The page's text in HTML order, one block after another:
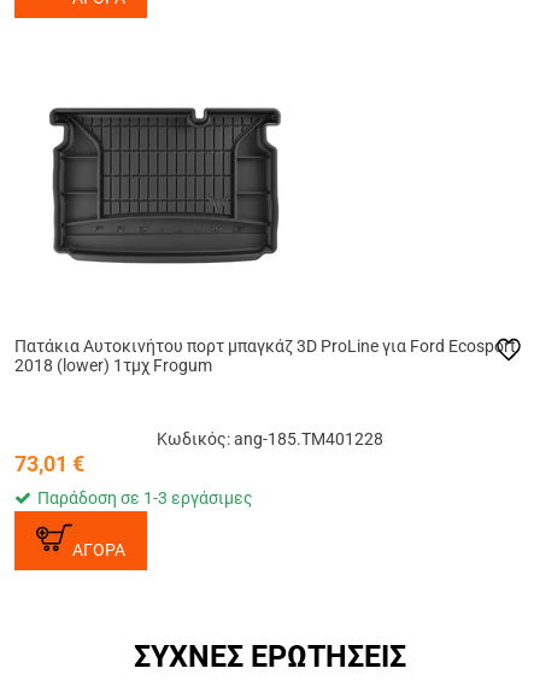
Πατάκια Αυτοκινήτου πορτ μπαγκάζ 3D ProLine για Ford Ecosport
2018 (lower) 1τμχ Frogum
Κωδικός: ang-185.TM401228
73,01 €
Παράδοση σε 1-3 εργάσιμες
ΑΓΟΡΑ
ΣΥΧΝΈΣ ΕΡΩΤΉΣΕΙΣ